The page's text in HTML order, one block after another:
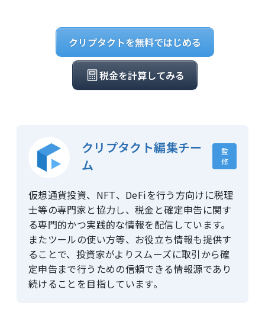
クリプタクトを無料ではじめる
税金を計算してみる
クリプタクト編集チー
ム
監
修
仮想通貨投資、NFT、DeFiを行う方向けに税理
士等の専門家と協力し、税金と確定申告に関す
る専門的かつ実践的な情報を配信しています。
またツールの使い方等、お役立ち情報も提供す
ることで、投資家がよりスムーズに取引から確
定申告まで行うための信頼できる情報源であり
続けることを目指しています。